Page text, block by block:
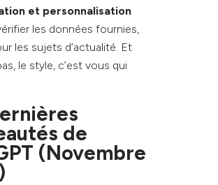
et personnalisation
les données fournies,
les sujets d’actualité. Et
le style, c’est vous qui
de
(Novembre